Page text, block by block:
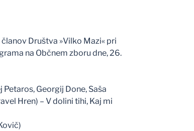
Društva »Vilko Mazi« pri
na Občnem zboru dne, 26.
Georgij Done, Saša
Hren) – V dolini tihi, Kaj mi